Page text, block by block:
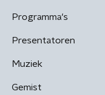
Programma's
Presentatoren
Muziek
Gemist